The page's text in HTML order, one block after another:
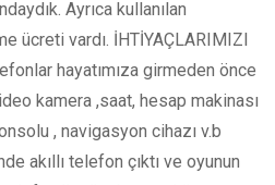
Ayrıca kullanılan
ücreti vardı. İHTİYAÇLARIMIZI
hayatımıza girmeden önce
kamera ,saat, hesap makinası
, navigasyon cihazı v.b
akıllı telefon çıktı ve oyunun